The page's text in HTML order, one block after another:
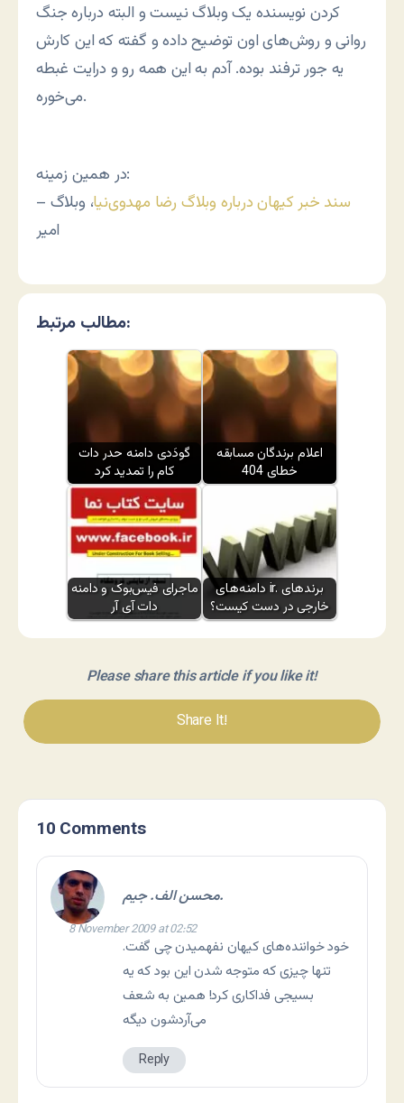
کردن نویسنده یک وبلاگ نیست و البته درباره جنگ
روانی و روش‌های اون توضیح داده و گفته که این کارش
یه جور ترفند بوده. آدم به این همه رو و درایت غبطه
می‌خوره.
در همین زمینه:
–
سند خبر کیهان درباره وبلاگ رضا مهدوی‌نیا،‌ وبلاگ
امیر
مطالب مرتبط:
گودَدی دامنه حدر دات
کام را تمدید کرد
اعلام برندگان مسابقه
خطای 404
ماجرای فیس‌بوک و دامنه
دات آی آر
دامنه‌های ir. برندهای
خارجی در دست کیست؟
Please share this article if you like it!
Share It!
10 Comments
محسن الف. جیم.
8 November 2009 at 02:52
خود خواننده‌های کیهان نفهمیدن چی گفت.
تنها چیزی که متوجه شدن این بود که یه
بسیجی فداکاری کرد! همین به شعف
می‌آردشون دیگه
Reply